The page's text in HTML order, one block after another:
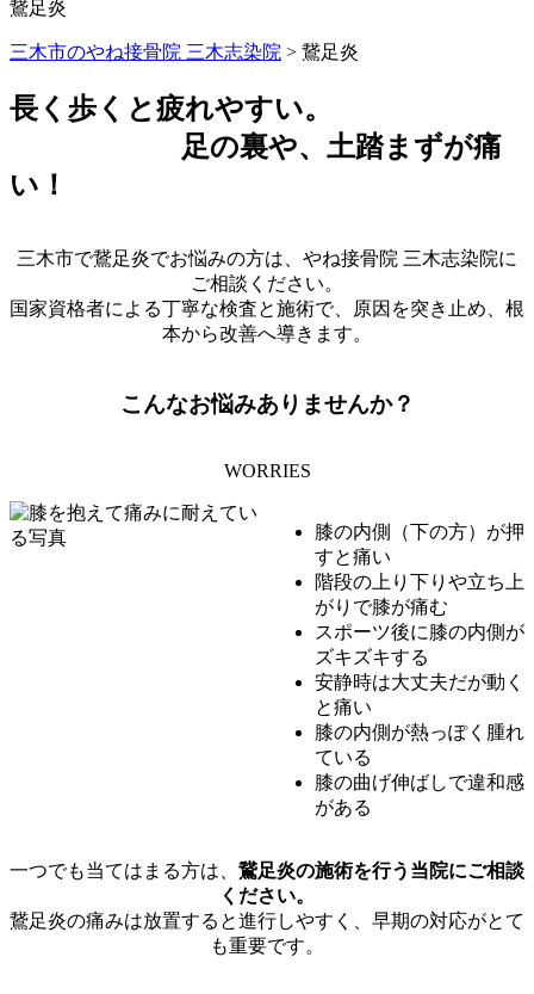
鵞足炎
三木市のやね接骨院 三木志染院 > 鵞足炎
長く歩くと疲れやすい。
足の裏や、土踏まずが痛
い！
三木市で鵞足炎でお悩みの方は、やね接骨院 三木志染院に
ご相談ください。
国家資格者による丁寧な検査と施術で、原因を突き止め、根
本から改善へ導きます。
こんなお悩みありませんか？
WORRIES
膝の内側（下の方）が押
すと痛い
階段の上り下りや立ち上
がりで膝が痛む
スポーツ後に膝の内側が
ズキズキする
安静時は大丈夫だが動く
と痛い
膝の内側が熱っぽく腫れ
ている
膝の曲げ伸ばしで違和感
がある
一つでも当てはまる方は、 鵞足炎の施術を行う当院にご相談
ください。
鵞足炎の痛みは放置すると進行しやすく、早期の対応がとて
も重要です。